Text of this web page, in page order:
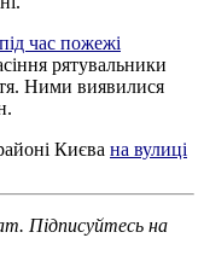
під час пожежі
рятувальники
Ними виявилися
Києва на вулиці
Підписуйтесь на